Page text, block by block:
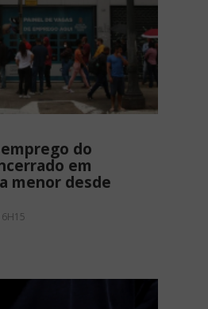
do
em
menor desde